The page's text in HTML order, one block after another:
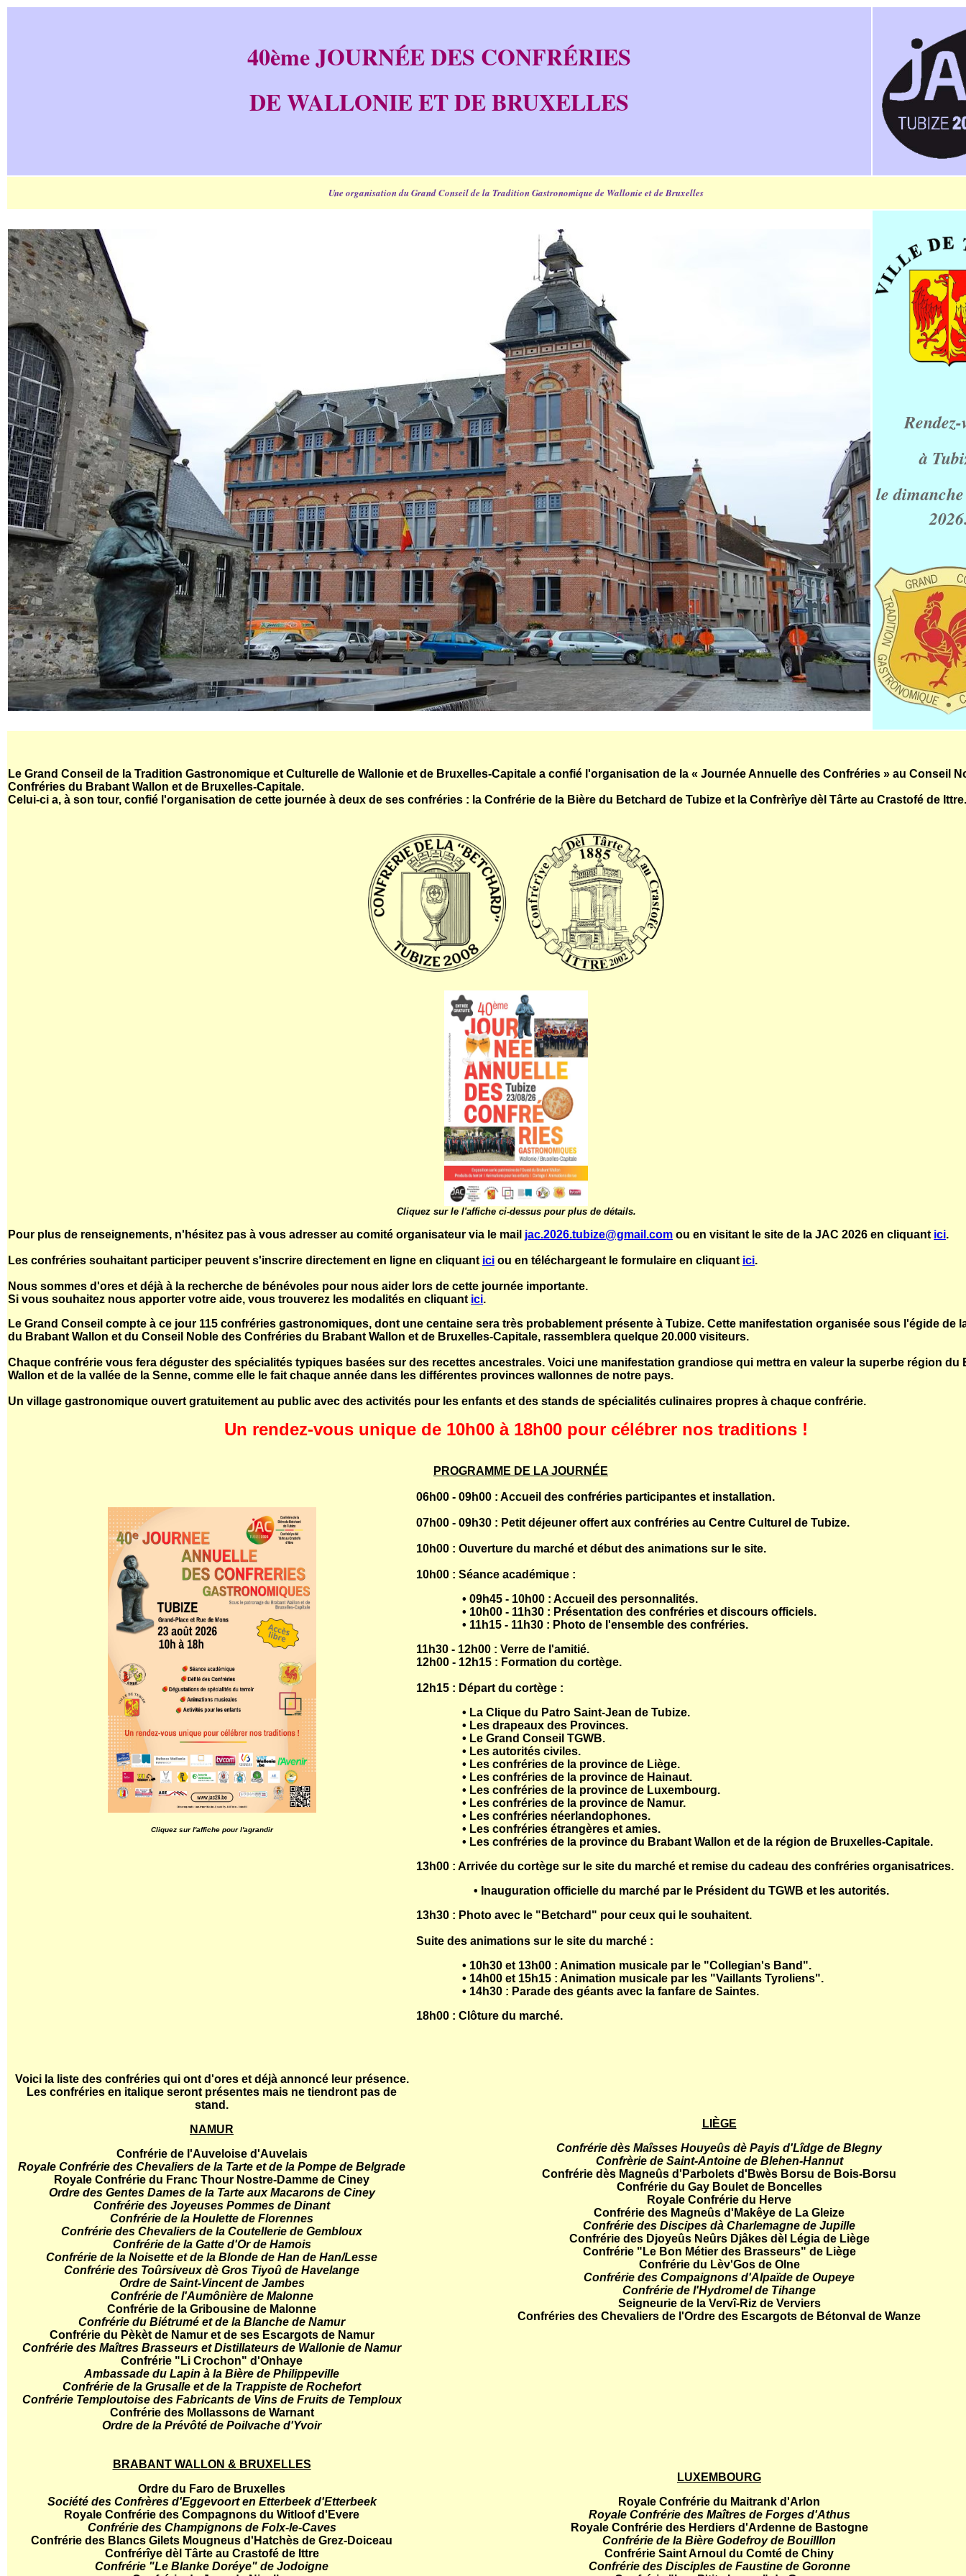
40ème JOURNÉE DES CONFRÉRIES
DE WALLONIE ET DE BRUXELLES
Une organisation du Grand Conseil de la Tradition Gastronomique de Wallonie et de Bruxelles
à
le
Le Grand Conseil de la Tradition Gastronomique et Culturelle de Wallonie et de Bruxelles-Capitale a confié l'organisation de la « Journée Annuelle des Confréries » au Conseil
Confréries du Brabant Wallon et de Bruxelles-Capitale.
Celui-ci a, à son tour, confié l'organisation de cette journée à deux de ses confréries : la Confrérie de la Bière du Betchard de Tubize et la Confrèrîye dèl Târte au Crastofé de Ittre.
Cliquez sur le l'affiche ci-dessus pour plus de détails.
Pour plus de renseignements, n'hésitez pas à vous adresser au comité organisateur via le mail jac.2026.tubize@gmail.com ou en visitant le site de la JAC 2026 en cliquant ici.
Les confréries souhaitant participer peuvent s'inscrire directement en ligne en cliquant ici ou en téléchargeant le formulaire en cliquant ici.
Nous sommes d'ores et déjà à la recherche de bénévoles pour nous aider lors de cette journée importante.
Si vous souhaitez nous apporter votre aide, vous trouverez les modalités en cliquant ici.
Le Grand Conseil compte à ce jour 115 confréries gastronomiques, dont une centaine sera très probablement présente à Tubize. Cette manifestation organisée sous l'égide de
du Brabant Wallon et du Conseil Noble des Confréries du Brabant Wallon et de Bruxelles-Capitale, rassemblera quelque 20.000 visiteurs.
Chaque confrérie vous fera déguster des spécialités typiques basées sur des recettes ancestrales. Voici une manifestation grandiose qui mettra en valeur la superbe région du
Wallon et de la vallée de la Senne, comme elle le fait chaque année dans les différentes provinces wallonnes de notre pays.
Un village gastronomique ouvert gratuitement au public avec des activités pour les enfants et des stands de spécialités culinaires propres à chaque confrérie.
Un rendez-vous unique de 10h00 à 18h00 pour célébrer nos traditions !
Cliquez sur l'affiche pour l'agrandir
PROGRAMME DE LA JOURNÉE
06h00 - 09h00 : Accueil des confréries participantes et installation.
07h00 - 09h30 : Petit déjeuner offert aux confréries au Centre Culturel de Tubize.
10h00 : Ouverture du marché et début des animations sur le site.
10h00 : Séance académique :
• 09h45 - 10h00 : Accueil des personnalités.
• 10h00 - 11h30 : Présentation des confréries et discours officiels.
• 11h15 - 11h30 : Photo de l'ensemble des confréries.
11h30 - 12h00 : Verre de l'amitié.
12h00 - 12h15 : Formation du cortège.
12h15 : Départ du cortège :
• La Clique du Patro Saint-Jean de Tubize.
• Les drapeaux des Provinces.
• Le Grand Conseil TGWB.
• Les autorités civiles.
• Les confréries de la province de Liège.
• Les confréries de la province de Hainaut.
• Les confréries de la province de Luxembourg.
• Les confréries de la province de Namur.
• Les confréries néerlandophones.
• Les confréries étrangères et amies.
• Les confréries de la province du Brabant Wallon et de la région de Bruxelles-Capitale.
13h00 : Arrivée du cortège sur le site du marché et remise du cadeau des confréries organisatrices.
• Inauguration officielle du marché par le Président du TGWB et les autorités.
13h30 : Photo avec le "Betchard" pour ceux qui le souhaitent.
Suite des animations sur le site du marché :
• 10h30 et 13h00 : Animation musicale par le "Collegian's Band".
• 14h00 et 15h15 : Animation musicale par les "Vaillants Tyroliens".
• 14h30 : Parade des géants avec la fanfare de Saintes.
18h00 : Clôture du marché.
Voici la liste des confréries qui ont d'ores et déjà annoncé leur présence.
Les confréries en italique seront présentes mais ne tiendront pas de
stand.
NAMUR
Confrérie de l'Auveloise d'Auvelais
Royale Confrérie des Chevaliers de la Tarte et de la Pompe de Belgrade
Royale Confrérie du Franc Thour Nostre-Damme de Ciney
Ordre des Gentes Dames de la Tarte aux Macarons de Ciney
Confrérie des Joyeuses Pommes de Dinant
Confrérie de la Houlette de Florennes
Confrérie des Chevaliers de la Coutellerie de Gembloux
Confrérie de la Gatte d'Or de Hamois
Confrérie de la Noisette et de la Blonde de Han de Han/Lesse
Confrérie des Toûrsiveux dè Gros Tiyoû de Havelange
Ordre de Saint-Vincent de Jambes
Confrérie de l'Aumônière de Malonne
Confrérie de la Gribousine de Malonne
Confrérie du Biétrumé et de la Blanche de Namur
Confrérie du Pèkèt de Namur et de ses Escargots de Namur
Confrérie des Maîtres Brasseurs et Distillateurs de Wallonie de Namur
Confrérie "Li Crochon" d'Onhaye
Ambassade du Lapin à la Bière de Philippeville
Confrérie de la Grusalle et de la Trappiste de Rochefort
Confrérie Temploutoise des Fabricants de Vins de Fruits de Temploux
Confrérie des Mollassons de Warnant
Ordre de la Prévôté de Poilvache d'Yvoir
LIÈGE
Confrérie dès Maîsses Houyeûs dè Payis d'Lîdge de Blegny
Confrèrie de Saint-Antoine de Blehen-Hannut
Confrérie dès Magneûs d'Parbolets d'Bwès Borsu de Bois-Borsu
Confrérie du Gay Boulet de Boncelles
Royale Confrérie du Herve
Confrérie des Magneûs d'Makêye de La Gleize
Confrérie des Discipes dà Charlemagne de Jupille
Confrérie des Djoyeûs Neûrs Djâkes dèl Légia de Liège
Confrérie "Le Bon Métier des Brasseurs" de Liège
Confrérie du Lèv'Gos de Olne
Confrérie des Compaignons d'Alpaïde de Oupeye
Confrérie de l'Hydromel de Tihange
Seigneurie de la Vervî-Riz de Verviers
Confréries des Chevaliers de l'Ordre des Escargots de Bétonval de Wanze
BRABANT WALLON & BRUXELLES
Ordre du Faro de Bruxelles
Société des Confrères d'Eggevoort en Etterbeek d'Etterbeek
Royale Confrérie des Compagnons du Witloof d'Evere
Confrérie des Champignons de Folx-le-Caves
Confrérie des Blancs Gilets Mougneus d'Hatchès de Grez-Doiceau
Confrérîye dèl Târte au Crastofé de Ittre
Confrérie "Le Blanke Doréye" de Jodoigne
LUXEMBOURG
Royale Confrérie du Maitrank d'Arlon
Royale Confrérie des Maîtres de Forges d'Athus
Royale Confrérie des Herdiers d'Ardenne de Bastogne
Confrérie de la Bière Godefroy de Bouilllon
Confrérie Saint Arnoul du Comté de Chiny
Confrérie des Disciples de Faustine de Goronne